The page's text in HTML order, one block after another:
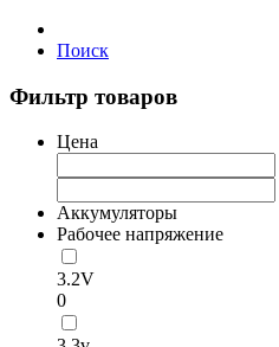
Поиск
Фильтр товаров
Цена
Аккумуляторы
Рабочее напряжение
3.2V
0